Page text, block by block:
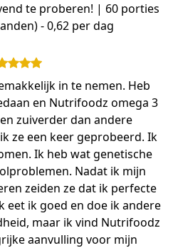
te proberen! | 60 porties
- 0,62 per dag
in te nemen. Heb
en Nutrifoodz omega 3
zuiverder dan andere
ze een keer geprobeerd. Ik
Ik heb wat genetische
Nadat ik mijn
zeiden ze dat ik perfecte
eet ik goed en doe ik andere
maar ik vind Nutrifoodz
aanvulling voor mijn